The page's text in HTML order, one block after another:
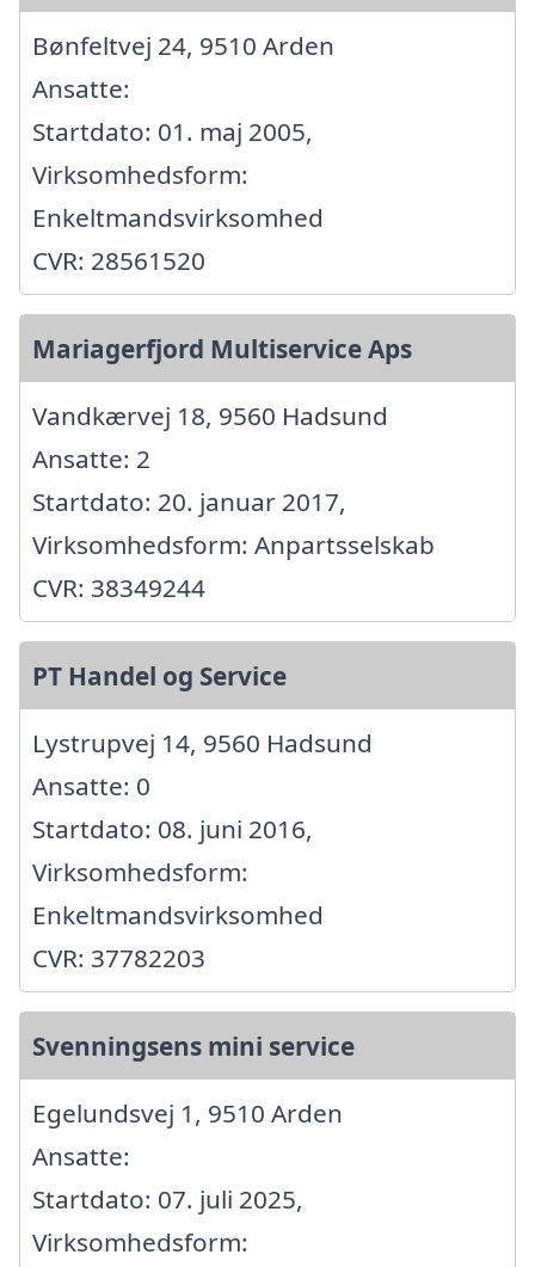
Bønfeltvej 24, 9510 Arden
Ansatte:
Startdato: 01. maj 2005,
Virksomhedsform:
Enkeltmandsvirksomhed
CVR: 28561520
Mariagerfjord Multiservice Aps
Vandkærvej 18, 9560 Hadsund
Ansatte: 2
Startdato: 20. januar 2017,
Virksomhedsform: Anpartsselskab
CVR: 38349244
PT Handel og Service
Lystrupvej 14, 9560 Hadsund
Ansatte: 0
Startdato: 08. juni 2016,
Virksomhedsform:
Enkeltmandsvirksomhed
CVR: 37782203
Svenningsens mini service
Egelundsvej 1, 9510 Arden
Ansatte:
Startdato: 07. juli 2025,
Virksomhedsform: